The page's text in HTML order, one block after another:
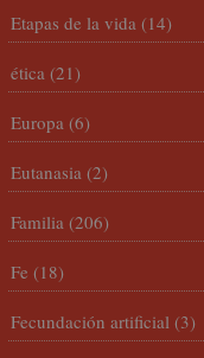
Etapas de la vida (14)
ética (21)
Europa (6)
Eutanasia (2)
Familia (206)
Fe (18)
Fecundación artificial (3)